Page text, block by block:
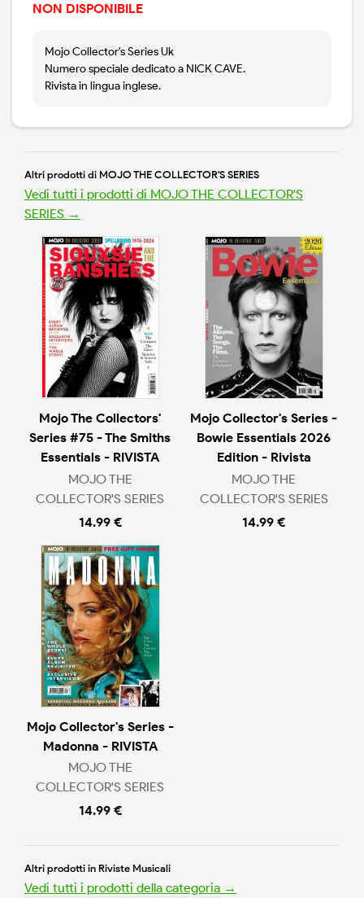
NON DISPONIBILE
Mojo Collector's Series Uk
Numero speciale dedicato a NICK CAVE.
Rivista in lingua inglese.
Altri prodotti di MOJO THE COLLECTOR'S SERIES
Vedi tutti i prodotti di MOJO THE COLLECTOR'S
SERIES →
Mojo The Collectors'
Series #75 - The Smiths
Essentials - RIVISTA
MOJO THE
COLLECTOR'S SERIES
14.99 €
Mojo Collector's Series -
Bowie Essentials 2026
Edition - Rivista
MOJO THE
COLLECTOR'S SERIES
14.99 €
Mojo Collector's Series -
Madonna - RIVISTA
MOJO THE
COLLECTOR'S SERIES
14.99 €
Altri prodotti in Riviste Musicali
Vedi tutti i prodotti della categoria →